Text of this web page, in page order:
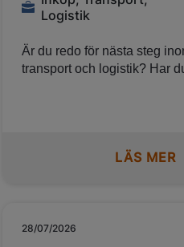
Logistik
Är du redo för nästa steg
transport och logistik? Har du
koordinerande roll där du får
komma i kontakt med dig! Vi
LÄS MER
28/07/2026